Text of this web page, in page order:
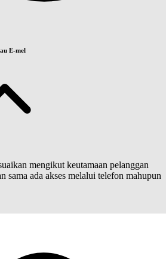
E-mel
mengikut keutamaan pelanggan
sama ada akses melalui telefon mahupun